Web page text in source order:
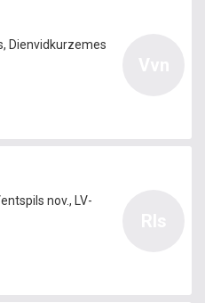
Dienvidkurzemes
nov., LV-